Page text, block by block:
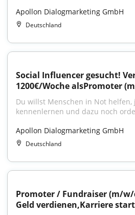
Apollon Dialogmarketing GmbH
Deutschland
Social Influencer gesucht!
1200€/Woche alsPromoter
Du willst Menschen in Not helfen,
kennenlernen und dazu noch
Apollon Dialogmarketing GmbH
Deutschland
Promoter / Fundraiser (m/w/
Geld verdienen,Karriere